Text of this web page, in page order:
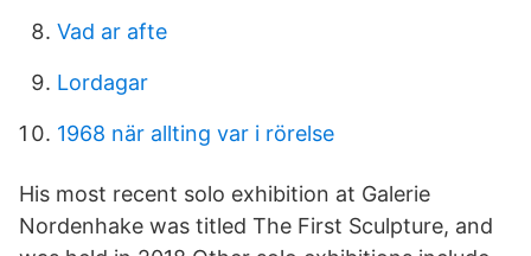
Vad ar afte
Lordagar
1968 när allting var i rörelse
His most recent solo exhibition at Galerie
Nordenhake was titled The First Sculpture, and